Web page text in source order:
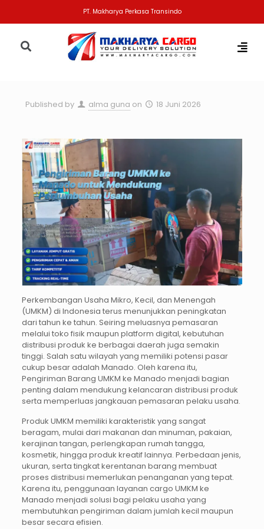
PT. Makharya Perkasa Transindo
Published by alma guna on 18 Juni 2026
Perkembangan Usaha Mikro, Kecil, dan Menengah
(UMKM) di Indonesia terus menunjukkan peningkatan
dari tahun ke tahun. Seiring meluasnya pemasaran
melalui toko fisik maupun platform digital, kebutuhan
distribusi produk ke berbagai daerah juga semakin
tinggi. Salah satu wilayah yang memiliki potensi pasar
cukup besar adalah Manado. Oleh karena itu,
Pengiriman Barang UMKM ke Manado menjadi bagian
penting dalam mendukung kelancaran distribusi produk
serta memperluas jangkauan pemasaran pelaku usaha.
Produk UMKM memiliki karakteristik yang sangat
beragam, mulai dari makanan dan minuman, pakaian,
kerajinan tangan, perlengkapan rumah tangga,
kosmetik, hingga produk kreatif lainnya. Perbedaan jenis,
ukuran, serta tingkat kerentanan barang membuat
proses distribusi memerlukan penanganan yang tepat.
Karena itu, penggunaan layanan cargo UMKM ke
Manado menjadi solusi bagi pelaku usaha yang
membutuhkan pengiriman dalam jumlah kecil maupun
besar secara efisien.